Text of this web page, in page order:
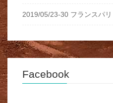
2019/05/23-30 フランスパ
Facebook